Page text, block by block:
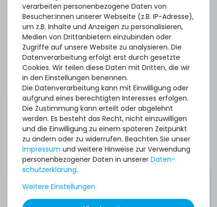
und ggf. am Artikel vorhandene Garantien bleiben
davon unberührt. Sie erhalten im Falle eines
Problems, unabhängig, ob ein Servicefall eintritt
oder ob das Hardware Care Pack in Anspruch
genommen wird, im Rahmen der jeweiligen
Regelungen natürlich unsere Unterstützung.
Dieses Hardware Care Pack ist gültig nur in
Verbindung mit einem von uns angebotenem
Server. Sofern Sie ihre bestehende Systeme
absichern möchten, können Sie gerne ein
individuelles Angebot für ein Hardware Care Pack bei
uns einholen.
Servicepartner
Dieses Hardware Care Pack ein Service der
verarbeiten personenbezogene Daten von
Besucher:innen unserer Webseite (z.B. IP-Adresse),
um z.B. Inhalte und Anzeigen zu personalisieren,
Medien von Drittanbietern einzubinden oder
Zugriffe auf unsere Website zu analysieren. Die
Datenverarbeitung erfolgt erst durch gesetzte
Cookies. Wir teilen diese Daten mit Dritten, die wir
in den Einstellungen benennen.
Die Datenverarbeitung kann mit Einwilligung oder
aufgrund eines berechtigten Interesses erfolgen.
Die Zustimmung kann erteilt oder abgelehnt
werden. Es besteht das Recht, nicht einzuwilligen
und die Einwilligung zu einem späteren Zeitpunkt
zu ändern oder zu widerrufen. Beachten Sie unser
Impressum und weitere Hinweise zur Verwendung
personenbezogener Daten in unserer Daten­
schutz­erklärung.
Weitere Einstellungen